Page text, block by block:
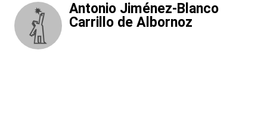
Antonio Jiménez-Blanco
Carrillo de Albornoz